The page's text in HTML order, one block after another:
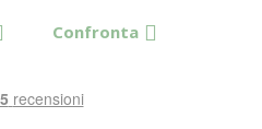
Confronta